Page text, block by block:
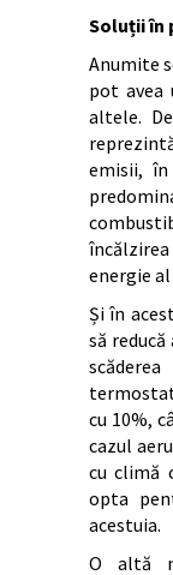
Soluții în
Anumite
pot avea
altele.
emisii,
energie
Și în
să
cu 10%,
cazul
cu climă
opta
acestuia.
O altă